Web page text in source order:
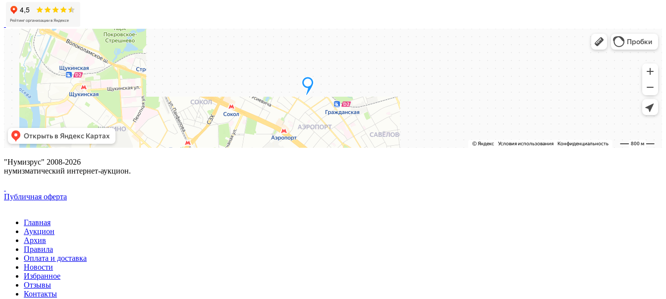
"Нумизрус" 2008-2026
нумизматический интернет-аукцион.
Публичная оферта
Главная
Аукцион
Архив
Правила
Оплата и доставка
Новости
Избранное
Отзывы
Контакты